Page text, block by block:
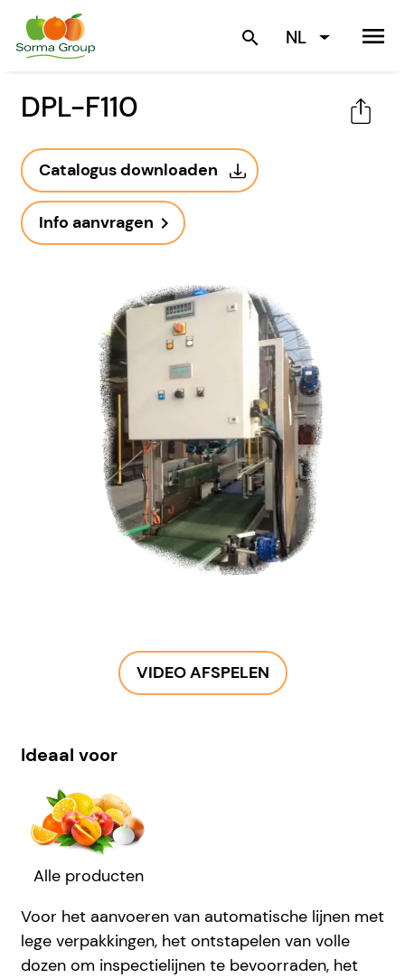
search NL menu
DPL-F110
Catalogus downloaden
Info aanvragen navigate_next
VIDEO AFSPELEN
Ideaal voor
Alle producten
Voor het aanvoeren van automatische lijnen met
lege verpakkingen, het ontstapelen van volle
dozen om inspectielijnen te bevoorraden, het